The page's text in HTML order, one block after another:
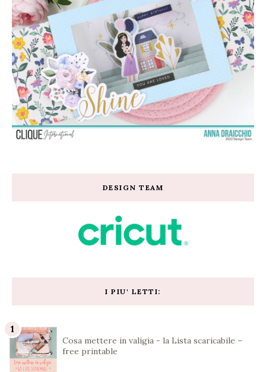
DESIGN TEAM
I PIU' LETTI:
Cosa mettere in valigia - la Lista scaricabile –
free printable